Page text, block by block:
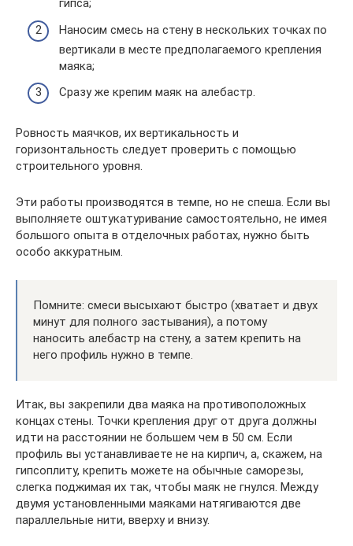
гипса;
Наносим смесь на стену в нескольких точках по
вертикали в месте предполагаемого крепления
маяка;
Сразу же крепим маяк на алебастр.
Ровность маячков, их вертикальность и
горизонтальность следует проверить с помощью
строительного уровня.
Эти работы производятся в темпе, но не спеша. Если вы
выполняете оштукатуривание самостоятельно, не имея
большого опыта в отделочных работах, нужно быть
особо аккуратным.
Помните: смеси высыхают быстро (хватает и двух
минут для полного застывания), а потому
наносить алебастр на стену, а затем крепить на
него профиль нужно в темпе.
Итак, вы закрепили два маяка на противоположных
концах стены. Точки крепления друг от друга должны
идти на расстоянии не большем чем в 50 см. Если
профиль вы устанавливаете не на кирпич, а, скажем, на
гипсоплиту, крепить можете на обычные саморезы,
слегка поджимая их так, чтобы маяк не гнулся. Между
двумя установленными маяками натягиваются две
параллельные нити, вверху и внизу.